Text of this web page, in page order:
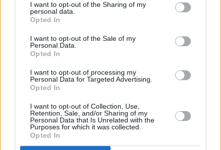
I want to opt-out of the Sharing of my
personal data.
Opted In
I want to opt-out of the Sale of my
Personal Data.
Opted In
I want to opt-out of processing my
Personal Data for Targeted Advertising.
Opted In
I want to opt-out of Collection, Use,
Retention, Sale, and/or Sharing of my
Personal Data that Is Unrelated with the
Purposes for which it was collected.
Opted In
Πριν 9 ημέρες
Τρίτος στη σφαιροβολία στη διεθνή συνάντηση
Ελλάδας–Κύπρου Κ18 ο Δημήτρης Τέλλιος